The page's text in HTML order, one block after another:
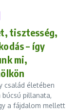
tisztesség,
– így
mi,
család életében
búcsú pillanata,
a fájdalom mellett